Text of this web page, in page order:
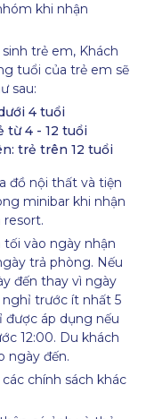
khi nhận
trẻ em, Khách
tuổi của trẻ em sẽ
sau:
4 tuổi
từ 4 - 12 tuổi
trẻ trên 12 tuổi
đồ nội thất và tiện
minibar khi nhận
tối vào ngày nhận
trả phòng. Nếu
đến thay vì ngày
trước ít nhất 5
được áp dụng nếu
12:00. Du khách
ngày đến.
chính sách khác